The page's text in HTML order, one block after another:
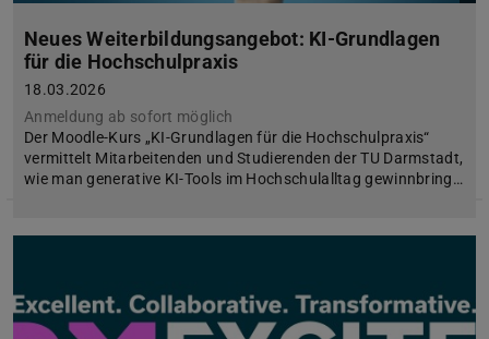
Neues Weiterbildungsangebot: KI-Grundlagen
für die Hochschulpraxis
18.03.2026
Anmeldung ab sofort möglich
Der Moodle-Kurs „KI-Grundlagen für die Hochschulpraxis“
vermittelt Mitarbeitenden und Studierenden der TU Darmstadt,
wie man generative KI-Tools im Hochschulalltag gewinnbring…